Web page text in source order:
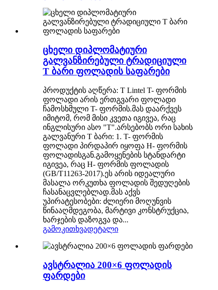
ცხელი დიპლომატიური
გალვანზირებული ტრადიციული
T ბარი ფოლადის საფარები
პროდუქტის აღწერა: T Lintel T- ფორმის
ფოლადი არის ერთგვარი ფოლადი
ჩამოსხმული T- ფორმის.მას დაარქვეს
იმიტომ, რომ მისი კვეთა იგივეა, რაც
ინგლისური ასო "T".არსებობს ორი სახის
გალვანური T ბარი: 1. T- ფორმის
ფოლადი პირდაპირ იყოფა H- ფორმის
ფოლადისგან.გამოყენების სტანდარტი
იგივეა, რაც H- ფორმის ფოლადის
(GB/T11263-2017).ეს არის იდეალური
მასალა ორკუთხა ფოლადის შედუღების
ჩასანაცვლებლად.მას აქვს
უპირატესობები: ძლიერი მოღუნვის
წინააღმდეგობა, მარტივი კონსტრუქცია,
ხარჯების დაზოგვა და...
გამოკითხვადეტალი
ავსტრალია 200×6 ფოლადის
ფარდები